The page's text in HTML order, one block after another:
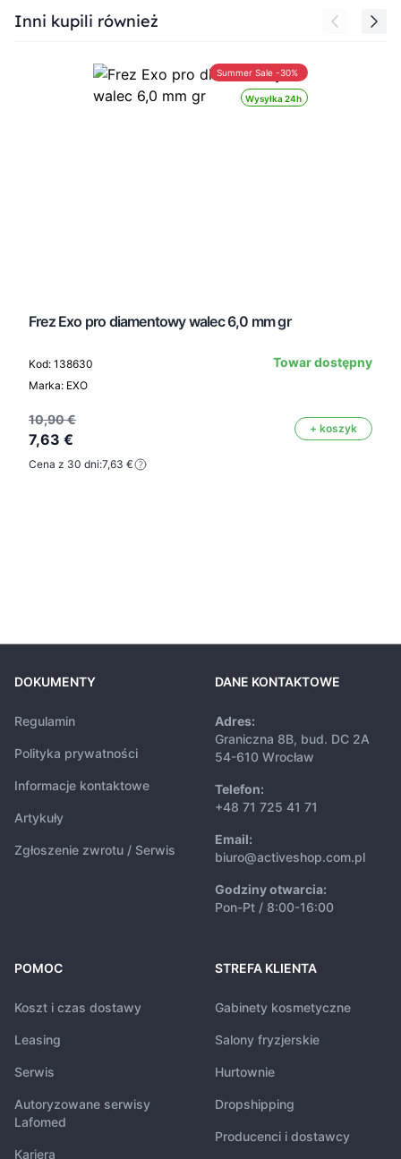
Press to skip carousel
Inni kupili również
Wysyłka 24h
Summer Sale -30%
Frez Exo pro diamentowy walec 6,0 mm gr
Kod: 138630
Marka: EXO
Towar dostępny
10,90 €
7,63 €
+ koszyk
Cena z 30 dni:7,63 €
DOKUMENTY
Regulamin
Polityka prywatności
Informacje kontaktowe
Artykuły
Zgłoszenie zwrotu / Serwis
DANE KONTAKTOWE
Adres:
Graniczna 8B, bud. DC 2A
54-610 Wrocław
Telefon:
+48 71 725 41 71
Email:
biuro@activeshop.com.pl
Godziny otwarcia:
Pon-Pt / 8:00-16:00
POMOC
Koszt i czas dostawy
Leasing
Serwis
Autoryzowane serwisy
Lafomed
Kariera
STREFA KLIENTA
Gabinety kosmetyczne
Salony fryzjerskie
Hurtownie
Dropshipping
Producenci i dostawcy